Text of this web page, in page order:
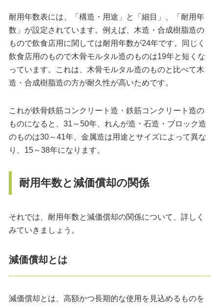
耐用年数表には、「構造・用途」と「細目」、「耐用年
数」が設定されています。例えば、木造・合成樹脂造の
もので飲食店用に関しては耐用年数が24年です。同じく
飲食店用のもので木骨モルタル造のものは19年と短くな
っています。これは、木骨モルタル造のものと比べて木
造・合成樹脂造の方が耐久性が高いためです。
これが鉄骨鉄筋コンクリート造・鉄筋コンクリート造の
ものになると、31～50年、れんが造・石造・ブロック造
のものは30～41年、金属造は用途とサイズによって異な
り、15～38年になります。
耐用年数と減価償却の関係
それでは、耐用年数と減価償却の関係について、詳しく
みていきましょう。
減価償却とは
減価償却とは、高額かつ長期的な使用を見込めるものを